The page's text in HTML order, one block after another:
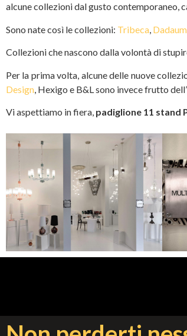
alcune collezioni dal gusto contemporaneo,
Sono nate così le collezioni: Tribeca
Collezioni che nascono dalla volontà di
Per la prima volta, alcune delle nuove
Design , Hexigo e B&L sono invece frutto
Vi aspettiamo in fiera, padiglione 11 stand